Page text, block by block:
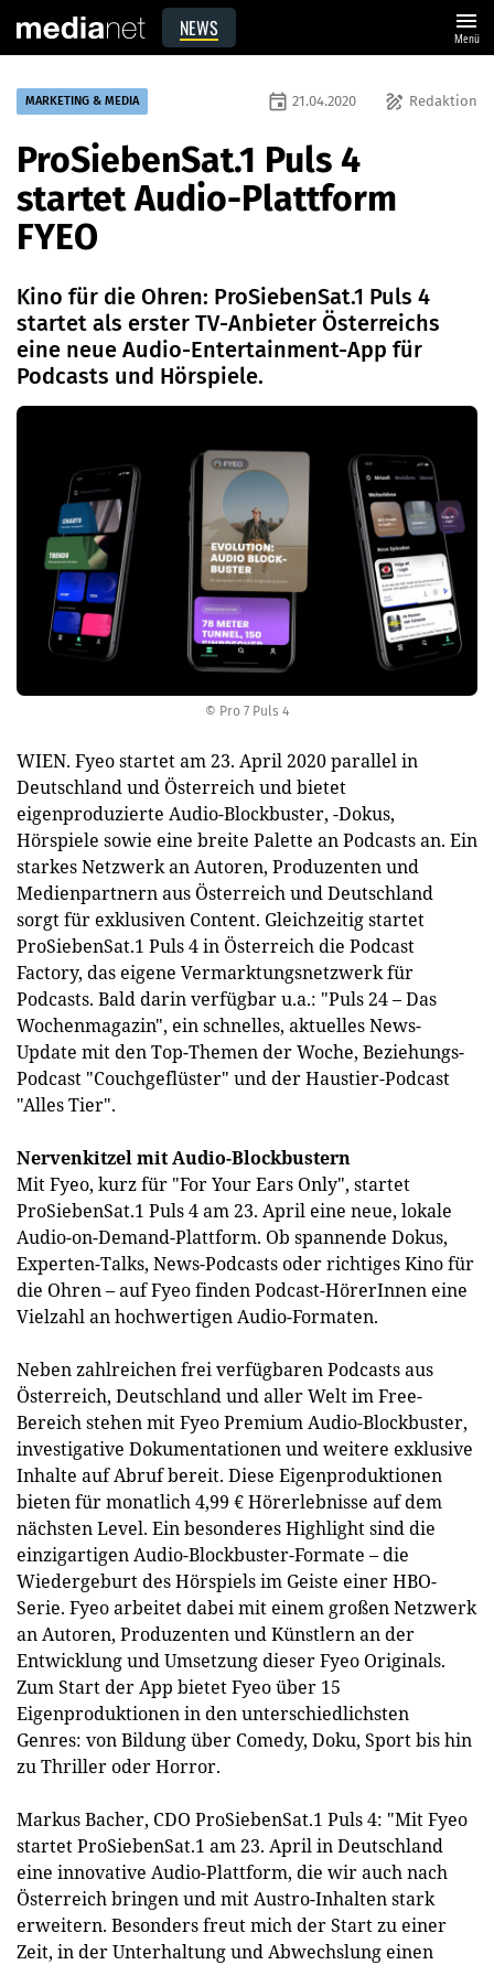
NEWS menu
Menü
© Pro 7 Puls 4
MARKETING & MEDIA draw Redaktion
event 21.04.2020
ProSiebenSat.1 Puls 4
startet Audio-Plattform
FYEO
Kino für die Ohren: ProSiebenSat.1 Puls 4
startet als erster TV-Anbieter Österreichs
eine neue Audio-Entertainment-App für
Podcasts und Hörspiele.
WIEN. Fyeo startet am 23. April 2020 parallel in
Deutschland und Österreich und bietet
eigenproduzierte Audio-Blockbuster, -Dokus,
Hörspiele sowie eine breite Palette an Podcasts an. Ein
starkes Netzwerk an Autoren, Produzenten und
Medienpartnern aus Österreich und Deutschland
sorgt für exklusiven Content. Gleichzeitig startet
ProSiebenSat.1 Puls 4 in Österreich die Podcast
Factory, das eigene Vermarktungsnetzwerk für
Podcasts. Bald darin verfügbar u.a.: "Puls 24 – Das
Wochenmagazin", ein schnelles, aktuelles News-
Update mit den Top-Themen der Woche, Beziehungs-
Podcast "Couchgeflüster" und der Haustier-Podcast
"Alles Tier".
Nervenkitzel mit Audio-Blockbustern
Mit Fyeo, kurz für "For Your Ears Only", startet
ProSiebenSat.1 Puls 4 am 23. April eine neue, lokale
Audio-on-Demand-Plattform. Ob spannende Dokus,
Experten-Talks, News-Podcasts oder richtiges Kino für
die Ohren – auf Fyeo finden Podcast-HörerInnen eine
Vielzahl an hochwertigen Audio-Formaten.
Neben zahlreichen frei verfügbaren Podcasts aus
Österreich, Deutschland und aller Welt im Free-
Bereich stehen mit Fyeo Premium Audio-Blockbuster,
investigative Dokumentationen und weitere exklusive
Inhalte auf Abruf bereit. Diese Eigenproduktionen
bieten für monatlich 4,99 € Hörerlebnisse auf dem
nächsten Level. Ein besonderes Highlight sind die
einzigartigen Audio-Blockbuster-Formate – die
Wiedergeburt des Hörspiels im Geiste einer HBO-
Serie. Fyeo arbeitet dabei mit einem großen Netzwerk
an Autoren, Produzenten und Künstlern an der
Entwicklung und Umsetzung dieser Fyeo Originals.
Zum Start der App bietet Fyeo über 15
Eigenproduktionen in den unterschiedlichsten
Genres: von Bildung über Comedy, Doku, Sport bis hin
zu Thriller oder Horror.
Markus Bacher, CDO ProSiebenSat.1 Puls 4: "Mit Fyeo
startet ProSiebenSat.1 am 23. April in Deutschland
eine innovative Audio-Plattform, die wir auch nach
Österreich bringen und mit Austro-Inhalten stark
erweitern. Besonders freut mich der Start zu einer
Zeit, in der Unterhaltung und Abwechslung einen